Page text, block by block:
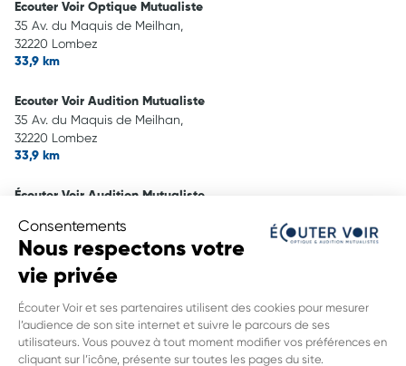
Consentements
Nous respectons votre
vie privée
Écouter Voir et ses partenaires utilisent des cookies pour mesurer
l’audience de son site internet et suivre le parcours de ses
utilisateurs. Vous pouvez à tout moment modifier vos préférences en
cliquant sur l’icône, présente sur toutes les pages du site.
Ecouter Voir Optique Mutualiste
35 Av. du Maquis de Meilhan,
32220 Lombez
33,9 km
Ecouter Voir Audition Mutualiste
35 Av. du Maquis de Meilhan,
32220 Lombez
33,9 km
Écouter Voir Audition Mutualiste
32100 Condom
37,6 km
Écouter Voir Optique Mutualiste
16 avenue Des Acan Et Toé,
32100 Condom
37,9 km